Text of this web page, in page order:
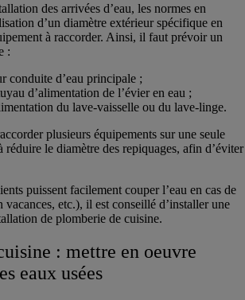
des arrivées d’eau, les normes en
d’un diamètre extérieur spécifique en
à raccorder. Ainsi, il faut prévoir un
:
conduite d’eau principale ;
d’alimentation de l’évier en eau ;
du lave-vaisselle ou du lave-linge.
plusieurs équipements sur une seule
réduire le diamètre des repiquages, afin d’éviter
puissent facilement couper l’eau en cas de
vacances, etc.), il est conseillé d’installer une
de plomberie de cuisine.
: mettre en oeuvre
eaux usées